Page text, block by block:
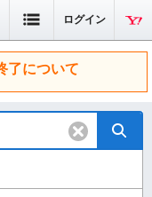
ログイン
了について